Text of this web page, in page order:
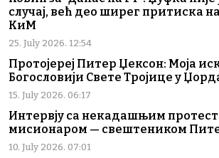
случај, већ део ширег притиска
КиМ
25. July 2026. 12:54
Протојереј Питер Џексон: Моја
Богословији Свете Тројице у
15. July 2026. 06:17
Интервју са некадашњим
мисионаром — свештеником
10. July 2026. 07:01